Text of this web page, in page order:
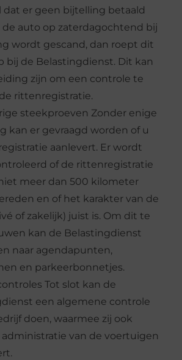
dat er geen bijtelling betaald
auto op zaterdagochtend bij
wordt gescand, dan roept dit
bij de Belastingdienst. Dit kan
zijn om een controle te
rittenregistratie.
steekproeven Zonder enige
kan er gevraagd worden of u
aanlevert. Er wordt
of de rittenregistratie
meer dan 500 kilometer
en of het karakter van de
of zakelijk) juist is. Om dit te
kan de Belastingdienst
naar agendapunten,
en parkeerbonnetjes.
Tot slot kan de
een algemene controle
doen, waarmee zij ook
van de voertuigen